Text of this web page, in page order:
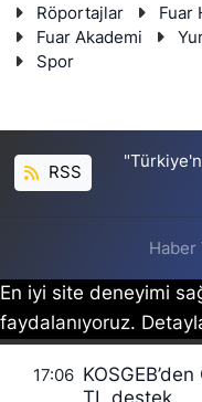
Röportajlar
Fuar
Fuar Akademi
Spor
RSS
Haber
En iyi site deneyimi
faydalanıyoruz.
17:06
TL destek